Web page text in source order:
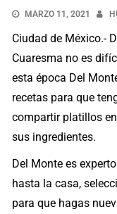
MARZO 11, 2021
Ciudad de México.-
Cuaresma no es
esta época Del
recetas para que
compartir platillos
sus ingredientes.
Del Monte es
hasta la casa,
para que hagas